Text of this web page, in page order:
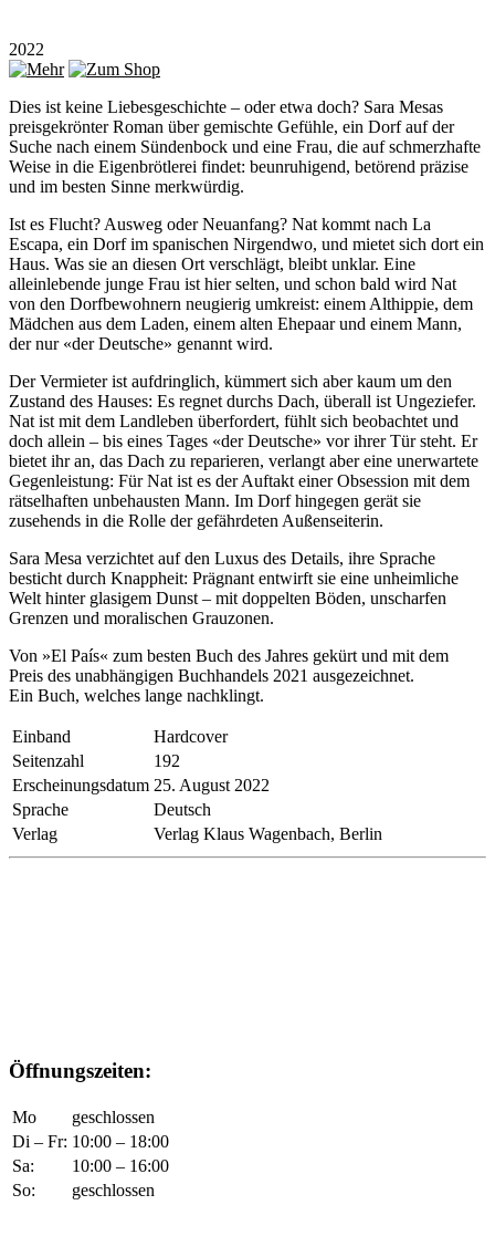
2022
Dies ist keine Liebesgeschichte – oder etwa doch? Sara Mesas
preisgekrönter Roman über gemischte Gefühle, ein Dorf auf der
Suche nach einem Sündenbock und eine Frau, die auf schmerzhafte
Weise in die Eigenbrötlerei findet: beunruhigend, betörend präzise
und im besten Sinne merkwürdig.
Ist es Flucht? Ausweg oder Neuanfang? Nat kommt nach La
Escapa, ein Dorf im spanischen Nirgendwo, und mietet sich dort ein
Haus. Was sie an diesen Ort verschlägt, bleibt unklar. Eine
alleinlebende junge Frau ist hier selten, und schon bald wird Nat
von den Dorfbewohnern neugierig umkreist: einem Althippie, dem
Mädchen aus dem Laden, einem alten Ehepaar und einem Mann,
der nur «der Deutsche» genannt wird.
Der Vermieter ist aufdringlich, kümmert sich aber kaum um den
Zustand des Hauses: Es regnet durchs Dach, überall ist Ungeziefer.
Nat ist mit dem Landleben überfordert, fühlt sich beobachtet und
doch allein – bis eines Tages «der Deutsche» vor ihrer Tür steht. Er
bietet ihr an, das Dach zu reparieren, verlangt aber eine unerwartete
Gegenleistung: Für Nat ist es der Auftakt einer Obsession mit dem
rätselhaften unbehausten Mann. Im Dorf hingegen gerät sie
zusehends in die Rolle der gefährdeten Außenseiterin.
Sara Mesa verzichtet auf den Luxus des Details, ihre Sprache
besticht durch Knappheit: Prägnant entwirft sie eine unheimliche
Welt hinter glasigem Dunst – mit doppelten Böden, unscharfen
Grenzen und moralischen Grauzonen.
Von »El País« zum besten Buch des Jahres gekürt und mit dem
Preis des unabhängigen Buchhandels 2021 ausgezeichnet.
Ein Buch, welches lange nachklingt.
Einband
Hardcover
Seitenzahl
192
Erscheinungsdatum 25. August 2022
Sprache
Deutsch
Verlag
Verlag Klaus Wagenbach, Berlin
Öffnungszeiten:
Mo
geschlossen
Di – Fr: 10:00 – 18:00
Sa:
10:00 – 16:00
So:
geschlossen